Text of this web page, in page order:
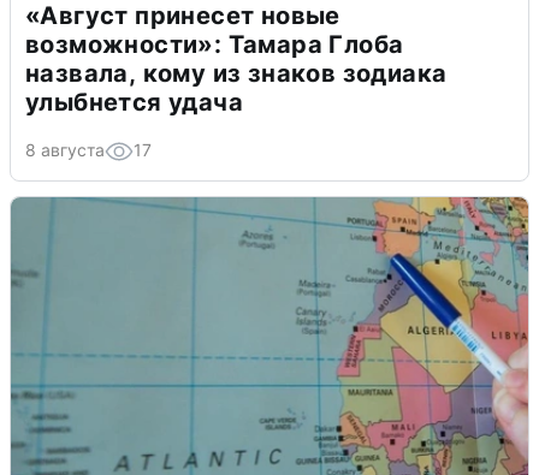
«Август принесет новые
возможности»: Тамара Глоба
назвала, кому из знаков зодиака
улыбнется удача
8 августа 17